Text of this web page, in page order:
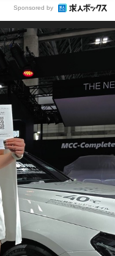
Sponsored by